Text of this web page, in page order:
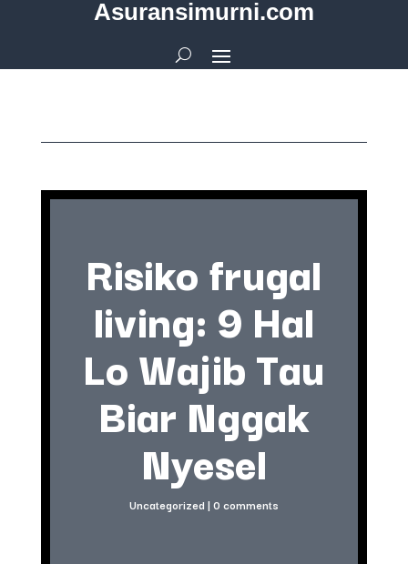
Asuransimurni.com
Risiko frugal
living: 9 Hal
Lo Wajib Tau
Biar Nggak
Nyesel
Uncategorized | 0 comments